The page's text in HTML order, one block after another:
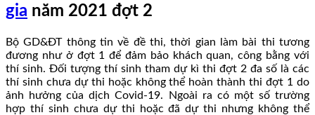
gia năm 2021 đợt 2
Bộ GD&ĐT thông tin về đề thi, thời gian làm bài thi tương
đương như ở đợt 1 để đảm bảo khách quan, công bằng với
thí sinh. Đối tượng thí sinh tham dự kì thi đợt 2 đa số là các
thí sinh chưa dự thi hoặc không thể hoàn thành thi đợt 1 do
ảnh hưởng của dịch Covid-19. Ngoài ra có một số trường
hợp thí sinh chưa dự thi hoặc đã dự thi nhưng không thể